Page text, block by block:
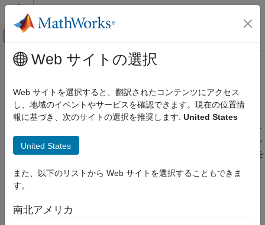
コンテンツへスキップ
オフキャンバス ナビゲーション メ
ドキュメンテーションのホーム
Navigation Toolbox
Navigation Toolbox 入門
アプリケーション
座標変換と軌跡
センサー モデル
GNSS 測位
メインコンテンツ
SLAM
2 次元および 3 次元の自己位置推定と環境地図作成の同時実行
自己位置推定と環境地図作成の同時実行 (SLAM) は、地図作成
のアルゴリズムの両方を使用して、マップを作成すると同時にそ
のマップ内におけるビークルの位置を推定します。LiDAR スキャ
ンとオドメトリ姿勢推定を処理する独自の SLAM アルゴリズムを
す。ログに記録されフィルター処理されたデータを受け取り、
SLAM を使用してマップを作成するには
す。
ャンの調整を手動で行ってマップの精度を向上できます。
Web サイトの選択
Web サイトを選択すると、翻訳されたコンテンツにアクセス
し、地域のイベントやサービスを確認できます。現在の位置情
報に基づき、次のサイトの選択を推奨します: United States
United States
また、以下のリストから Web サイトを選択することもできま
す。
南北アメリカ